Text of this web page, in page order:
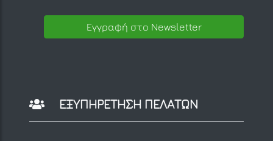
Εγγραφή στο Newsletter
ΕΞΥΠΗΡΕΤΗΣΗ ΠΕΛΑΤΩΝ